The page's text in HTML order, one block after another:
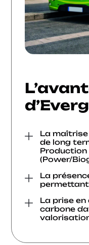
La
de long
Production
(Power/
La
permettant
La prise
carbone